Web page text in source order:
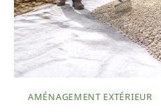
AMÉNAGEMENT EXTÉRIEUR